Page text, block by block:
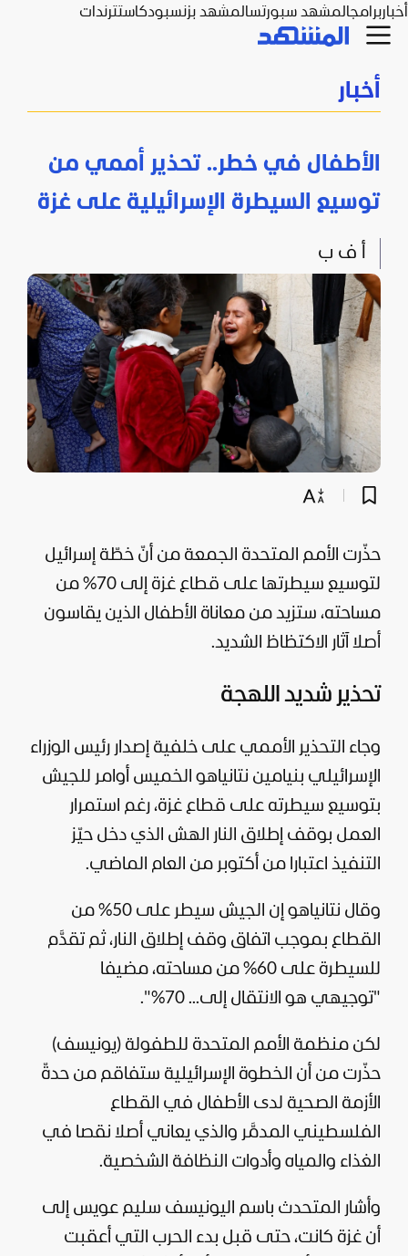
أخباربرامجالمشهد سبورتسالمشهد بزنسبودكاستترندات
أخبار
الأطفال في خطر.. تحذير أممي من
توسيع السيطرة الإسرائيلية على غزة
أ ف ب
حذّرت الأمم المتحدة الجمعة من أنّ خطّة إسرائيل
لتوسيع سيطرتها على قطاع غزة
إلى 70% من
مساحته، ستزيد من معاناة الأطفال الذين يقاسون
أصلا آثار الاكتظاظ الشديد.
تحذير شديد اللهجة
وجاء التحذير الأممي على خلفية إصدار رئيس الوزراء
الإسرائيلي بنيامين نتانياهو الخميس أوامر للجيش
بتوسيع سيطرته على قطاع غزة، رغم استمرار
العمل بوقف إطلاق النار الهش الذي دخل حيّز
التنفيذ اعتبارا من أكتوبر من العام الماضي.
وقال نتانياهو إن الجيش سيطر على 50% من
القطاع بموجب اتفاق وقف إطلاق النار، ثم تقدَّم
للسيطرة على 60% من مساحته، مضيفا
"توجيهي هو الانتقال إلى... 70%".
لكن منظمة الأمم المتحدة للطفولة (يونيسف)
حذّرت من أن الخطوة الإسرائيلية ستفاقم من حدةّ
الأزمة الصحية لدى الأطفال في القطاع
الفلسطيني المدمَّر والذي يعاني أصلا نقصا في
الغذاء والمياه وأدوات النظافة الشخصية.
وأشار المتحدث باسم اليونيسف سليم عويس إلى
أن غزة كانت، حتى قبل بدء الحرب التي أعقبت